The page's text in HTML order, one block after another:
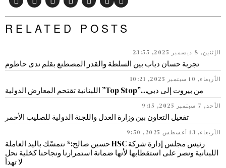
RELATED POSTS
الإثنين, 8 ديسمبر 2025, 23:55
تجربة حسان دياب بين السلطة والقدر المصطنع بقلم ندى حاطوم
الأربعاء, 10 سبتمبر 2025, 10:21
من بيروت إلى دبي…”Top Stop” اللبنانية تقتحم المعارض الدولية
الأحد, 7 سبتمبر 2025, 9:15
تفعيل التعاون بين وزارة العدل واللجنة الدولية للصليب الأحمر
الأربعاء, 13 أغسطس 2025, 9:50
رئيس مجلس إدارة شركة HSC حسين صالح:* نتمسّك باليد العاملة
اللبنانية ونصر على استقطابها لأنها ضمانة استمرارنا ونجاحنا كخلية نحل
لا تهدأ